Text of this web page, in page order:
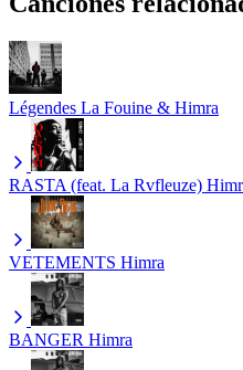
Légendes La Fouine & Himra
RASTA (feat. La Rvfleuze)
VETEMENTS Himra
BANGER Himra